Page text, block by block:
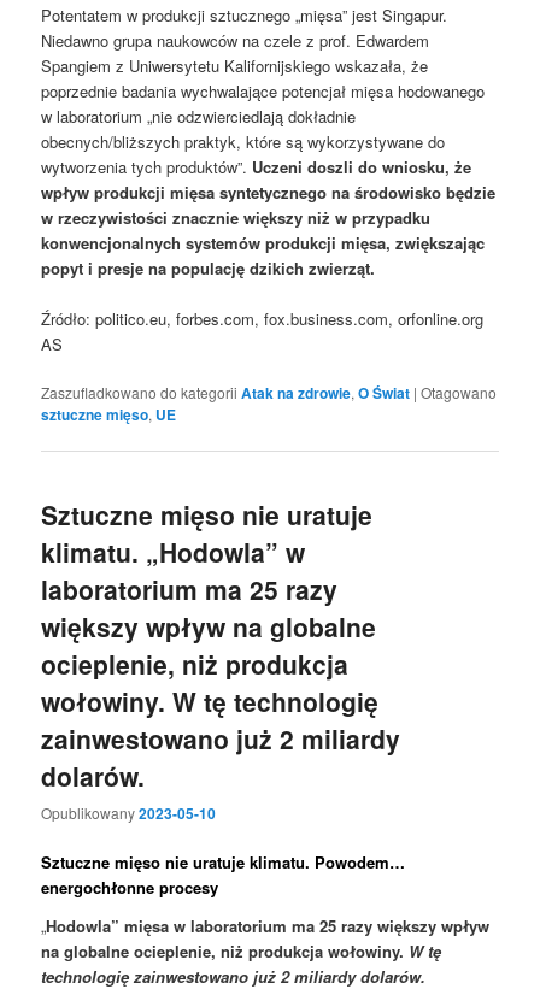
Potentatem w produkcji sztucznego „mięsa” jest Singapur.
Niedawno grupa naukowców na czele z prof. Edwardem
Spangiem z Uniwersytetu Kalifornijskiego wskazała, że
poprzednie badania wychwalające potencjał mięsa hodowanego
w laboratorium „nie odzwierciedlają dokładnie
obecnych/bliższych praktyk, które są wykorzystywane do
wytworzenia tych produktów”. Uczeni doszli do wniosku, że
wpływ produkcji mięsa syntetycznego na środowisko będzie
w rzeczywistości znacznie większy niż w przypadku
konwencjonalnych systemów produkcji mięsa, zwiększając
popyt i presje na populację dzikich zwierząt.
Źródło: politico.eu, forbes.com, fox.business.com, orfonline.org
AS
Zaszufladkowano do kategorii Atak na zdrowie,O Świat |Otagowano
sztuczne mięso, UE
Sztuczne mięso nie uratuje
klimatu. „Hodowla” w
laboratorium ma 25 razy
większy wpływ na globalne
ocieplenie, niż produkcja
wołowiny. W tę technologię
zainwestowano już 2 miliardy
dolarów.
Opublikowany2023-05-10
Sztuczne mięso nie uratuje klimatu. Powodem…
energochłonne procesy
„Hodowla” mięsa w laboratorium ma 25 razy większy wpływ
na globalne ocieplenie, niż produkcja wołowiny. W tę
technologię zainwestowano już 2 miliardy dolarów.